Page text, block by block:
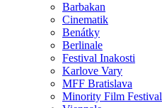
Barbakan
Cinematik
Benátky
Berlinale
Festival Inakosti
Karlove Vary
MFF Bratislava
Minority Film Festival